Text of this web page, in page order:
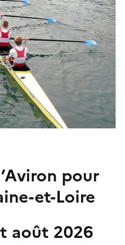
pour
et-Loire
août 2026